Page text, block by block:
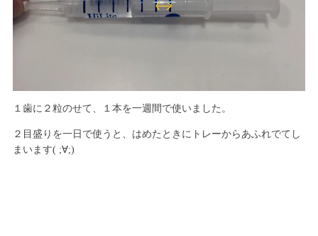
１歯に２粒のせて、１本を一週間で使いました。
２目盛りを一日で使うと、はめたときにトレーからあふれでてし
まいます( ;∀;)